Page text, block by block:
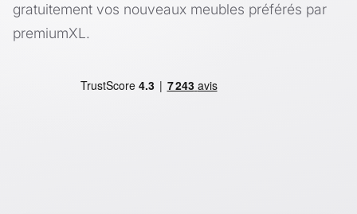
-Blanchir sans chlore.
-Nettoyer sans produits chimiques.
1 x cadre de lit d'enfant
gratuitement vos nouveaux meubles préférés par
premiumXL.